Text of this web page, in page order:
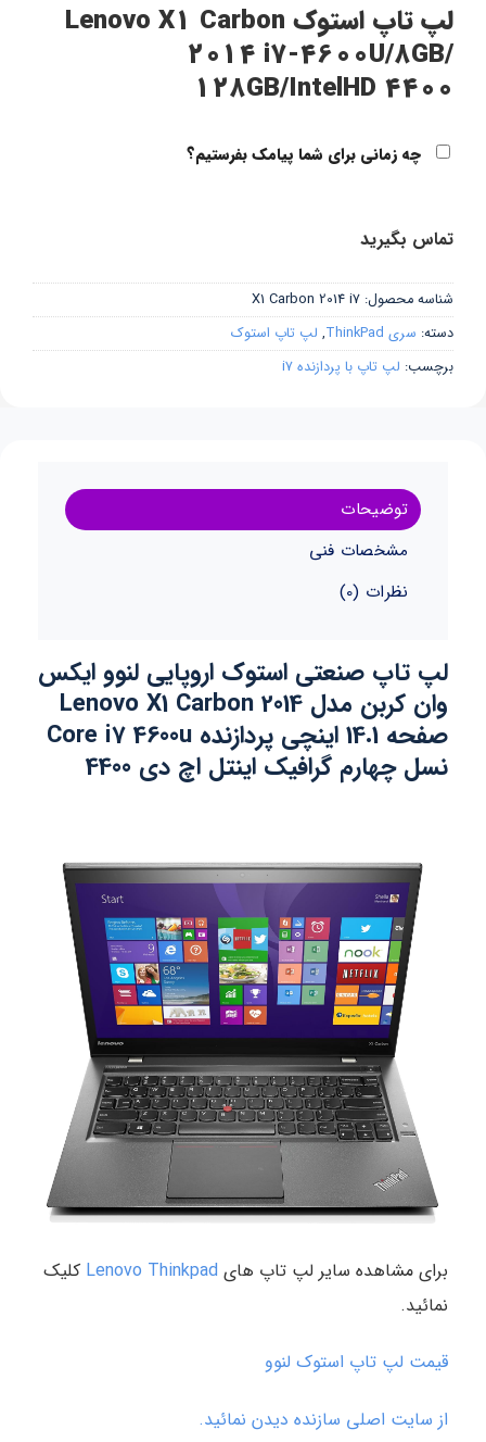
لپ تاپ استوک Lenovo X1 Carbon
2014 i7-4600U/8GB/
128GB/IntelHD 4400
چه زمانی برای شما پیامک بفرستیم؟
تماس بگیرید
شناسه محصول: X1 Carbon 2014 i7
دسته: سری ThinkPad , لپ تاپ استوک
برچسب: لپ تاپ با پردازنده i7
توضیحات
مشخصات فنی
نظرات (0)
لپ تاپ صنعتی استوک اروپایی لنوو ایکس
وان کربن مدل Lenovo X1 Carbon 2014
صفحه 14.1 اینچی پردازنده Core i7 4600u
نسل چهارم گرافیک اینتل اچ دی 4400
برای مشاهده سایر لپ تاپ های Lenovo Thinkpad کلیک
نمائید.
قیمت لپ تاپ استوک لنوو
از سایت اصلی سازنده دیدن نمائید.